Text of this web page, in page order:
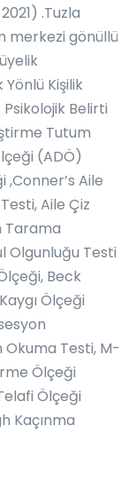
.Tuzla
merkezi gönüllü
Kişilik
Belirti
Tutum
(ADÖ)
Aile
Aile Çiz
Tarama
Olgunluğu Testi
Beck
Ölçeği
Okuma Testi, M-
Ölçeği
Ölçeği
Kaçınma